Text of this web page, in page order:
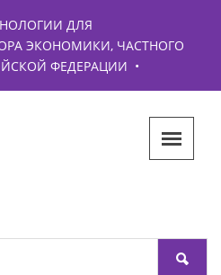
ДЛЯ
ЭКОНОМИКИ, ЧАСТНОГО
ФЕДЕРАЦИИ •